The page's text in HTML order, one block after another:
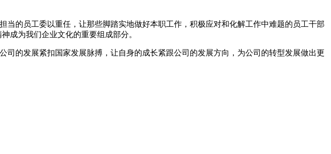
的员工委以重任，让那些脚踏实地做好本职工作，积极应对和化解工作中难题的员工干部
成为我们企业文化的重要组成部分。
的发展紧扣国家发展脉搏，让自身的成长紧跟公司的发展方向，为公司的转型发展做出更